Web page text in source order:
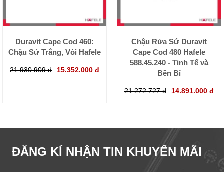
Duravit Cape Cod 460:
Chậu Sứ Trắng, Vòi Hafele
21.930.909 đ 15.352.000 đ
Chậu Rửa Sứ Duravit
Cape Cod 480 Hafele
588.45.240 - Tinh Tế và
Bền Bỉ
21.272.727 đ 14.891.000 đ
ĐĂNG KÍ NHẬN TIN KHUYẾN MÃI